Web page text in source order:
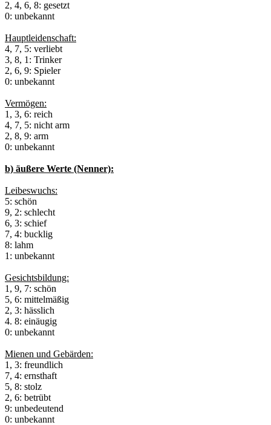
2, 4, 6, 8: gesetzt
0: unbekannt
Hauptleidenschaft:
4, 7, 5: verliebt
3, 8, 1: Trinker
2, 6, 9: Spieler
0: unbekannt
Vermögen:
1, 3, 6: reich
4, 7, 5: nicht arm
2, 8, 9: arm
0: unbekannt
b) äußere Werte (Nenner):
Leibeswuchs:
5: schön
9, 2: schlecht
6, 3: schief
7, 4: bucklig
8: lahm
1: unbekannt
Gesichtsbildung:
1, 9, 7: schön
5, 6: mittelmäßig
2, 3: hässlich
4. 8: einäugig
0: unbekannt
Mienen und Gebärden:
1, 3: freundlich
7, 4: ernsthaft
5, 8: stolz
2, 6: betrübt
9: unbedeutend
0: unbekannt